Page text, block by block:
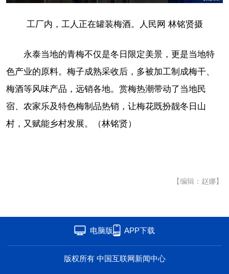
工厂内，工人正在罐装梅酒。人民网 林铭贤摄
永泰当地的青梅不仅是冬日限定美景，更是当地特
色产业的原料。梅子成熟采收后，多被加工制成梅干、
梅酒等风味产品，远销各地。赏梅热潮带动了当地民
宿、农家乐及特色梅制品热销，让梅花既扮靓冬日山
村，又赋能乡村发展。
（林铭贤）
【编辑：赵娜】
电脑版 APP下载
版权所有 中国互联网新闻中心